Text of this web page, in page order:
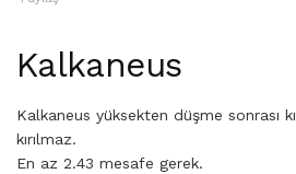
Kalkaneus
Kalkaneus yüksekten düşme sonrası
kırılmaz.
En az 2.43 mesafe gerek.